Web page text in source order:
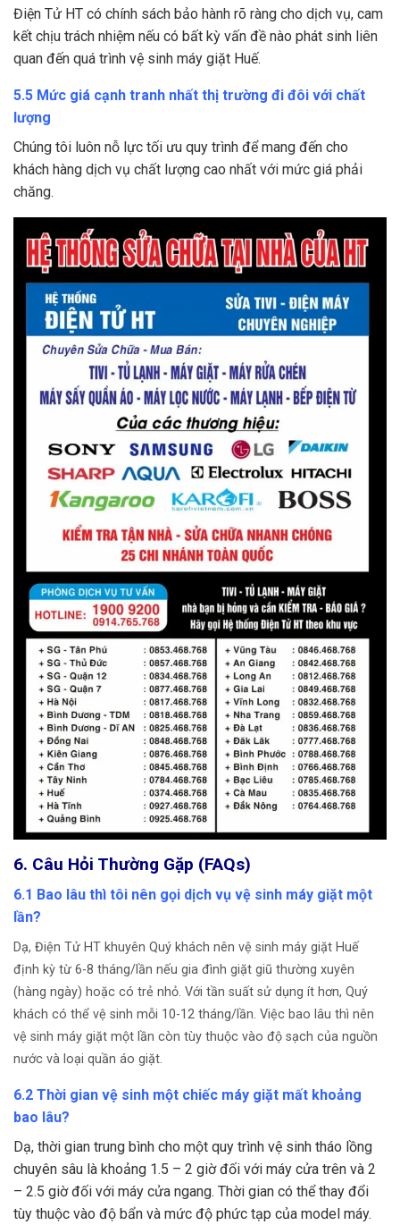
Điện Tử HT có chính sách bảo hành rõ ràng cho dịch vụ, cam
kết chịu trách nhiệm nếu có bất kỳ vấn đề nào phát sinh liên
quan đến quá trình vệ sinh máy giặt Huế.
5.5 Mức giá cạnh tranh nhất thị trường đi đôi với chất
lượng
Chúng tôi luôn nỗ lực tối ưu quy trình để mang đến cho
khách hàng dịch vụ chất lượng cao nhất với mức giá phải
chăng.
6. Câu Hỏi Thường Gặp (FAQs)
6.1 Bao lâu thì tôi nên gọi dịch vụ vệ sinh máy giặt một
lần?
Dạ, Điện Tử HT khuyên Quý khách nên vệ sinh máy giặt Huế
định kỳ từ 6-8 tháng/lần nếu gia đình giặt giũ thường xuyên
(hàng ngày) hoặc có trẻ nhỏ. Với tần suất sử dụng ít hơn, Quý
khách có thể vệ sinh mỗi 10-12 tháng/lần. Việc bao lâu thì nên
vệ sinh máy giặt một lần còn tùy thuộc vào độ sạch của nguồn
nước và loại quần áo giặt.
6.2 Thời gian vệ sinh một chiếc máy giặt mất khoảng
bao lâu?
Dạ, thời gian trung bình cho một quy trình vệ sinh tháo lồng
chuyên sâu là khoảng 1.5 – 2 giờ đối với máy cửa trên và 2
– 2.5 giờ đối với máy cửa ngang. Thời gian có thể thay đổi
tùy thuộc vào độ bẩn và mức độ phức tạp của model máy.